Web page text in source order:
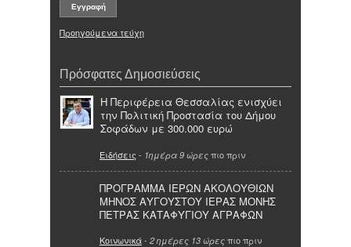
Προηγούμενα τεύχη
Πρόσφατες Δημοσιεύσεις
Η Περιφέρεια Θεσσαλίας ενισχύει
την Πολιτική Προστασία του Δήμου
Σοφάδων με 300.000 ευρώ
Ειδήσεις - 1ημέρα 9 ώρες πιο πριν
ΠΡΟΓΡΑΜΜΑ ΙΕΡΩΝ ΑΚΟΛΟΥΘΙΩΝ
ΜΗΝΟΣ ΑΥΓΟΥΣΤΟΥ ΙΕΡΑΣ ΜΟΝΗΣ
ΠΕΤΡΑΣ ΚΑΤΑΦΥΓΙΟΥ ΑΓΡΑΦΩΝ
Κοινωνικά- 2 ημέρες 13 ώρες πιο πριν